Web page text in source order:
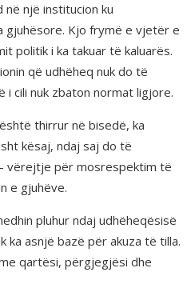
në një institucion ku
gjuhësore. Kjo frymë e vjetër e
politik i ka takuar të kaluarës.
që udhëheq nuk do të
cili nuk zbaton normat ligjore.
thirrur në bisedë, ka
kësaj, ndaj saj do të
vërejtje për mosrespektim të
e gjuhëve.
pluhur ndaj udhëheqësisë
ka asnjë bazë për akuza të tilla.
qartësi, përgjegjësi dhe